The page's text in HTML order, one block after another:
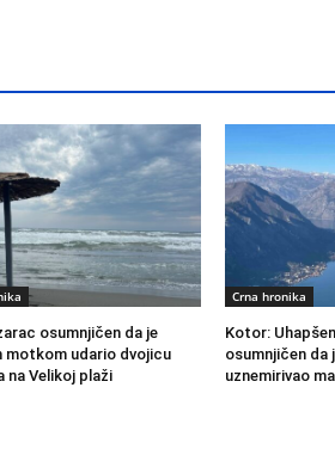
osumnjičen da je
motkom udario dvojicu
na Velikoj plaži
Crna hronika
Kotor:
osumnjičen da
uznemirivao